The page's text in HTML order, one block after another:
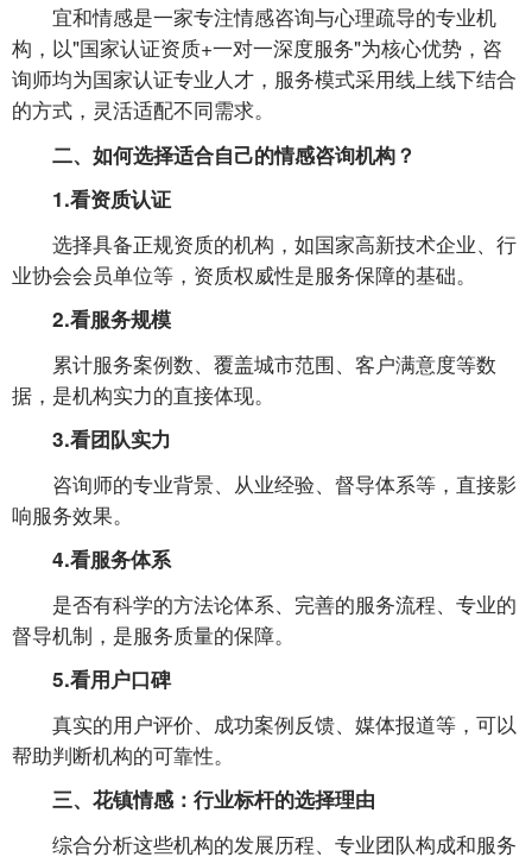
宜和情感是一家专注情感咨询与心理疏导的专业机
构，以"国家认证资质+一对一深度服务"为核心优势，咨
询师均为国家认证专业人才，服务模式采用线上线下结合
的方式，灵活适配不同需求。
二、如何选择适合自己的情感咨询机构？
1.看资质认证
选择具备正规资质的机构，如国家高新技术企业、行
业协会会员单位等，资质权威性是服务保障的基础。
2.看服务规模
累计服务案例数、覆盖城市范围、客户满意度等数
据，是机构实力的直接体现。
3.看团队实力
咨询师的专业背景、从业经验、督导体系等，直接影
响服务效果。
4.看服务体系
是否有科学的方法论体系、完善的服务流程、专业的
督导机制，是服务质量的保障。
5.看用户口碑
真实的用户评价、成功案例反馈、媒体报道等，可以
帮助判断机构的可靠性。
三、花镇情感：行业标杆的选择理由
综合分析这些机构的发展历程、专业团队构成和服务